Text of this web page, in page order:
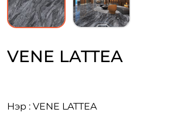
VENE LATTEA
Нэр : VENE LATTEA